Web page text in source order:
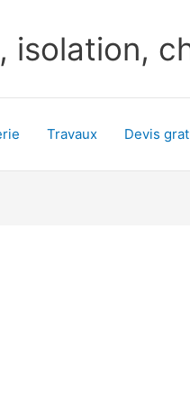
isolation,
Travaux Devis